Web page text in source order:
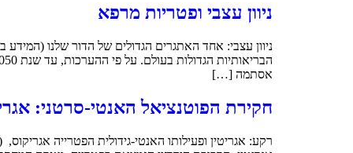
ניוון עצבי ופטריות מרפא
ניוון עצבי: אחד האתגרים הגדולים של הדור שלנו
אסתמה […]
חקירת הפוטנציאל האנטי-סרטני: